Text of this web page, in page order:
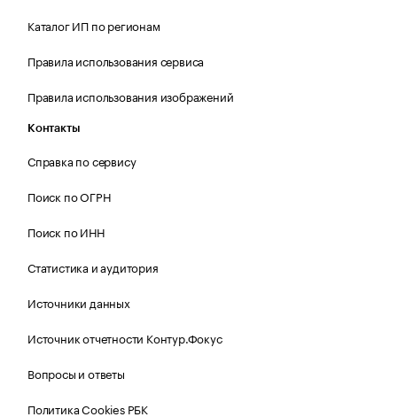
Каталог ИП по регионам
Правила использования сервиса
Правила использования изображений
Контакты
Справка по сервису
Поиск по ОГРН
Поиск по ИНН
Статистика и аудитория
Источники данных
Источник отчетности Контур.Фокус
Вопросы и ответы
Политика Cookies РБК